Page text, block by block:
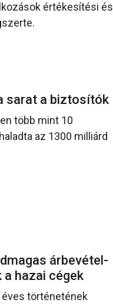
értékesítési és
sarat a biztosítók
több mint 10
az 1300 milliárd
árbevétel-
hazai cégek
éves történetének